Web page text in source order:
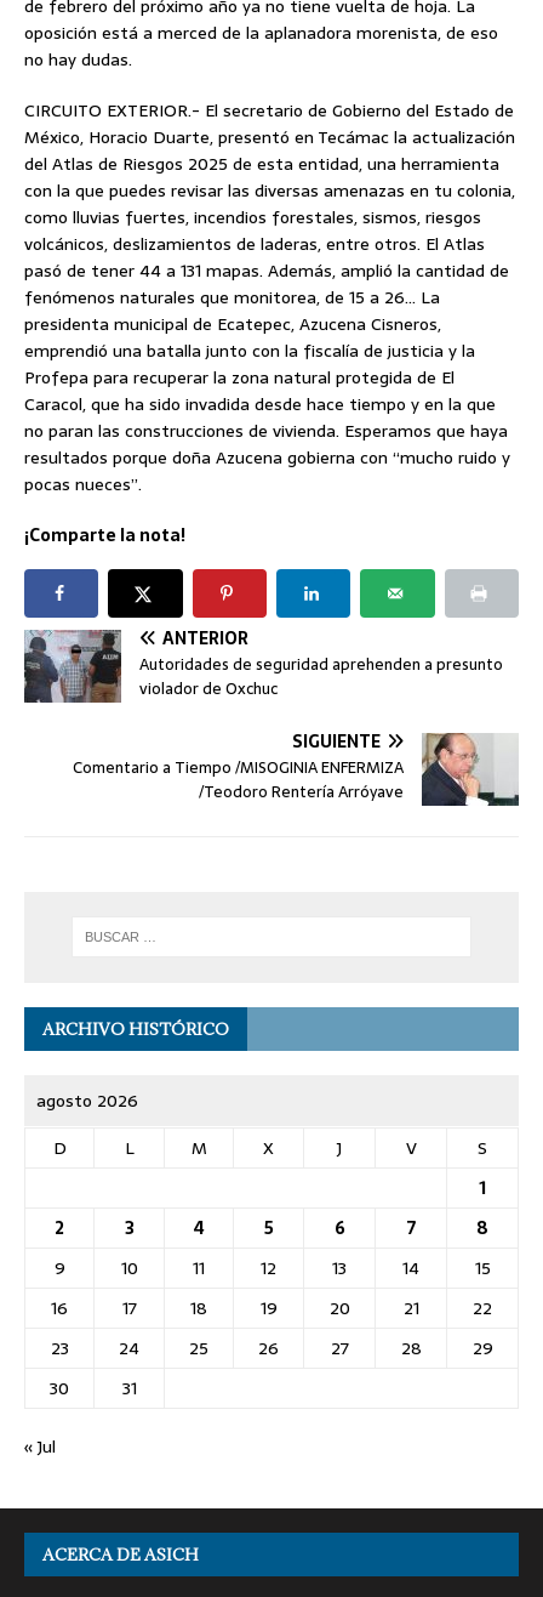
de febrero del próximo año ya no tiene vuelta de hoja. La
oposición está a merced de la aplanadora morenista, de eso
no hay dudas.
CIRCUITO EXTERIOR.- El secretario de Gobierno del Estado de
México, Horacio Duarte, presentó en Tecámac la actualización
del Atlas de Riesgos 2025 de esta entidad, una herramienta
con la que puedes revisar las diversas amenazas en tu colonia,
como lluvias fuertes, incendios forestales, sismos, riesgos
volcánicos, deslizamientos de laderas, entre otros. El Atlas
pasó de tener 44 a 131 mapas. Además, amplió la cantidad de
fenómenos naturales que monitorea, de 15 a 26… La
presidenta municipal de Ecatepec, Azucena Cisneros,
emprendió una batalla junto con la fiscalía de justicia y la
Profepa para recuperar la zona natural protegida de El
Caracol, que ha sido invadida desde hace tiempo y en la que
no paran las construcciones de vivienda. Esperamos que haya
resultados porque doña Azucena gobierna con “mucho ruido y
pocas nueces”.
¡Comparte la nota!
ANTERIOR
Autoridades de seguridad aprehenden a presunto
violador de Oxchuc
SIGUIENTE
Comentario a Tiempo /MISOGINIA ENFERMIZA
/Teodoro Rentería Arróyave
ARCHIVO HISTÓRICO
agosto 2026
D
L M X J V
S
1
2
3 4 5 6 7
8
9
10 11 12 13 14
15
16
17 18 19 20 21
22
23
24 25 26 27 28
29
30
31
« Jul
ACERCA DE ASICH